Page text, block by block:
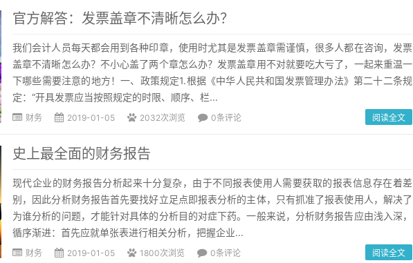
官方解答：发票盖章不清晰怎么办？
我们会计人员每天都会用到各种印章，使用时尤其是发票盖章需谨慎，很多人都在咨询，发票
盖章不清晰怎么办？不小心盖了两个章怎么办？发票盖章用不对就要吃大亏了，一起来重温一
下哪些需要注意的地方！一、政策规定1.根据《中华人民共和国发票管理办法》第二十二条规
定：“开具发票应当按照规定的时限、顺序、栏...
财务 2019-01-05 2032次浏览 0条评论 阅读全文
史上最全面的财务报告
现代企业的财务报告分析起来十分复杂，由于不同报表使用人需要获取的报表信息存在着差
别，因此分析财务报告首先要找好立足点即报表分析的主体，只有抓准了报表使用人，解决了
为谁分析的问题，才能针对具体的分析目的对症下药。一般来说，分析财务报告应由浅入深，
循序渐进：首先应就单张表进行相关分析，把握企业...
财务 2019-01-05 1800次浏览 0条评论 阅读全文